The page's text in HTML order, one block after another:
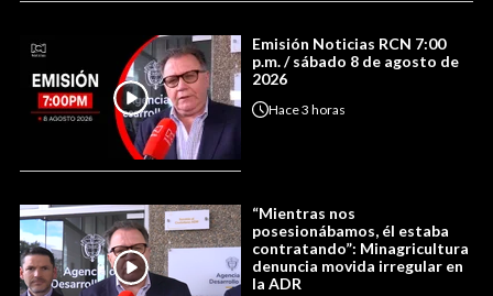
Emisión Noticias RCN 7:00
p.m. / sábado 8 de agosto de
2026
Hace3 horas
“Mientras nos
posesionábamos, él estaba
contratando”: Minagricultura
denuncia movida irregular en
la ADR